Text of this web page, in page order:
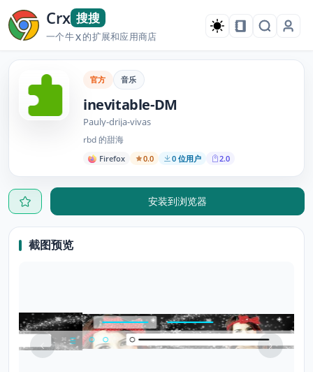
Crx 搜搜
一个牛X的扩展和应用商店
官方 音乐
inevitable-DM
Pauly-drija-vivas
rbd 的甜海
Firefox 0.0 0 位用户 2.0
安装到浏览器
截图预览